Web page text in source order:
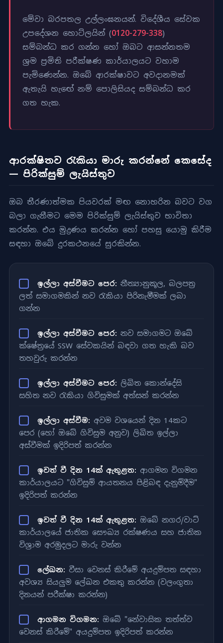
මේවා බරපතල උල්ලංඝනයන්. විදේශීය සේවක
උපදේශන හොට්ලයින් (0120-279-338)
සම්බන්ධ කර ගන්න හෝ ඔබට ආසන්නතම
ශ්‍රම ප්‍රමිති පරීක්ෂණ කාර්යාලයට වහාම
පැමිණෙන්න. ඔබේ ආරක්ෂාවට අවදානමක්
ඇතැයි හැඟේ නම් පොලිසියද සම්බන්ධ කර
ගත හැක.
ආරක්ෂිතව රැකියා මාරු කරන්නේ කෙසේද
— පිරික්සුම් ලැයිස්තුව
ඔබ තීරණාත්මක පියවරක් මඟ නොහරින බවට වග
බලා ගැනීමට මෙම පිරික්සුම් ලැයිස්තුව භාවිතා
කරන්න. එය මුද්‍රණය කරන්න හෝ පහසු යොමු කිරීම
සඳහා ඔබේ දුරකථනයේ සුරකින්න.
ඉල්ලා අස්වීමට පෙර: නීත්‍යානුකූල, බලපත්‍ර
ලත් සමාගමකින් නව රැකියා පිරිනැමීමක් ලබා
ගන්න
ඉල්ලා අස්වීමට පෙර: නව සමාගමට ඔබේ
ක්ෂේත්‍රයේ SSW සේවකයින් බඳවා ගත හැකි බව
තහවුරු කරන්න
ඉල්ලා අස්වීමට පෙර: ලිඛිත කොන්දේසි
සහිත නව රැකියා ගිවිසුමක් අත්සන් කරන්න
ඉල්ලා අස්වීම: අවම වශයෙන් දින 14කට
පෙර (හෝ ඔබේ ගිවිසුම අනුව) ලිඛිත ඉල්ලා
අස්වීමක් ඉදිරිපත් කරන්න
ඉවත් වී දින 14ක් ඇතුළත: ආගමන විගමන
කාර්යාලයට "ගිවිසුම් ආයතනය පිළිබඳ දැනුම්දීම"
ඉදිරිපත් කරන්න
ඉවත් වී දින 14ක් ඇතුළත: ඔබේ නගර/වාට්
කාර්යාලයේ ජාතික සෞඛ්‍ය රක්ෂණය සහ ජාතික
විශ්‍රාම අරමුදලට මාරු වන්න
ලේඛන: වීසා වෙනස් කිරීමේ අයදුම්පත සඳහා
අවශ්‍ය සියලුම ලේඛන එකතු කරන්න (වලංගුතා
දිනයන් පරීක්ෂා කරන්න)
ආගමන විගමන: ඔබේ "නේවාසික තත්ත්ව
වෙනස් කිරීමේ" අයදුම්පත ඉදිරිපත් කරන්න